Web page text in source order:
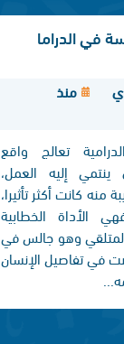
في الدراما
منذ
تعالج واقع
ينتمي إليه العمل،
منه كانت أكثر تأثيرا،
الأداة الخطابية
وهو جالس في
في تفاصيل الإنسان